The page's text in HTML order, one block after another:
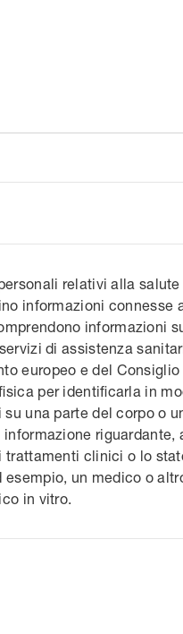
relativi alla
informazioni connesse
informazioni
di assistenza
europeo e del
per identificarla in
una parte del corpo o
informazione
trattamenti clinici o lo
esempio, un medico o
in vitro.